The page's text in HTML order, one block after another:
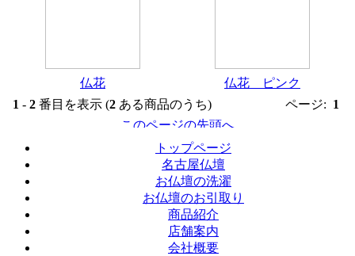
仏花
仏花 ピンク
1 - 2 番目を表示 (2 ある商品のうち) ページ: 1
トップページ
名古屋仏壇
お仏壇の洗濯
お仏壇のお引取り
商品紹介
店舗案内
会社概要